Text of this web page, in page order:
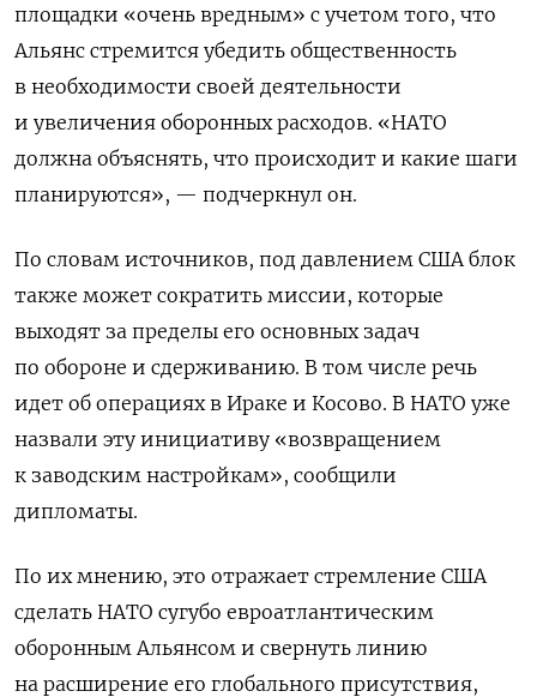
площадки «очень вредным» с учетом того, что
Альянс стремится убедить общественность
в необходимости своей деятельности
и увеличения оборонных расходов. «НАТО
должна объяснять, что происходит и какие шаги
планируются», — подчеркнул он.
По словам источников, под давлением США блок
также может сократить миссии, которые
выходят за пределы его основных задач
по обороне и сдерживанию. В том числе речь
идет об операциях в Ираке и Косово. В НАТО уже
назвали эту инициативу «возвращением
к заводским настройкам», сообщили
дипломаты.
По их мнению, это отражает стремление США
сделать НАТО сугубо евроатлантическим
оборонным Альянсом и свернуть линию
на расширение его глобального присутствия,